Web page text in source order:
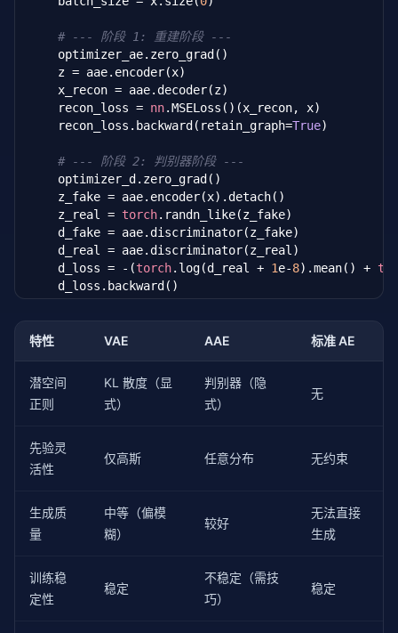
# --- 阶段 1: 重建阶段 ---
    optimizer_ae.zero_grad()
    z = aae.encoder(x)
    x_recon = aae.decoder(z)
    recon_loss =
nn.MSELoss()(x_recon, x)
    recon_loss.backward(retain_graph=
True)
# --- 阶段 2: 判别器阶段 ---
    optimizer_d.zero_grad()
    z_fake = aae.encoder(x).detach()
    z_real =
torch.randn_like(z_fake)
    d_fake = aae.discriminator(z_fake)
    d_real = aae.discriminator(z_real)
    d_loss = -(
torch.log(d_real + 1e-8).mean() +
    d_loss.backward()
    optimizer_d.step()
# --- 阶段 3: 对抗阶段（更新编码器） ---
    z_fake = aae.encoder(x)
    d_fake = aae.discriminator(z_fake)
    g_loss = -
.log(d_fake +
    optimizer_ae.step()
特性 VAE AAE 标准 AE
潜空间
正则
KL 散度（显
式）
判别器（隐
式）
无
先验灵
活性
仅高斯 任意分布 无约束
生成质
量
中等（偏模
糊）
较好
无法直接
生成
训练稳
定性
稳定
不稳定（需技
巧）
稳定